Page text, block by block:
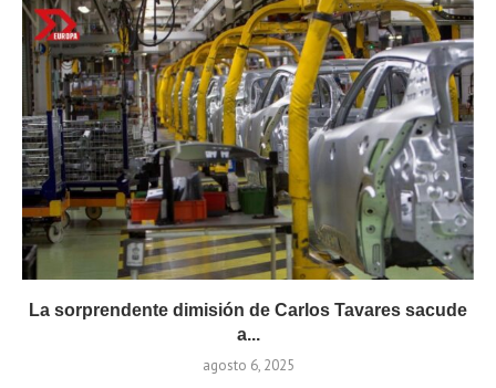
La sorprendente dimisión de Carlos Tavares sacude
a...
agosto 6, 2025